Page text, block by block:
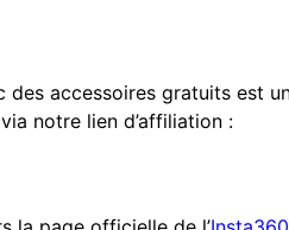
des accessoires gratuits est
notre lien d’affiliation :